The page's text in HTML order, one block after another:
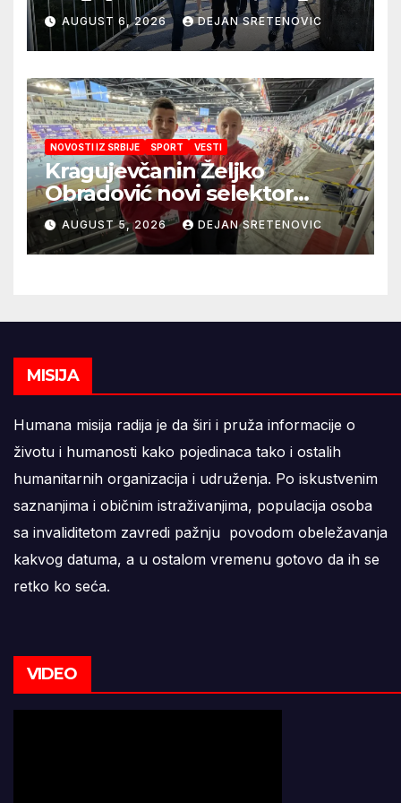
obezbedila sigurnije
snabdevanje
AUGUST 6, 2026 DEJAN SRETENOVIC
NOVOSTI IZ SRBIJE SPORT VESTI
Kragujevčanin Željko
Obradović novi selektor
Atletske reprezentacije Srbije
AUGUST 5, 2026 DEJAN SRETENOVIC
MISIJA
Humana misija radija je da širi i pruža informacije o
životu i humanosti kako pojedinaca tako i ostalih
humanitarnih organizacija i udruženja. Po iskustvenim
saznanjima i običnim istraživanjima, populacija osoba
sa invaliditetom zavredi pažnju povodom obeležavanja
kakvog datuma, a u ostalom vremenu gotovo da ih se
retko ko seća.
VIDEO